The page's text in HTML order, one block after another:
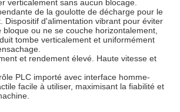
verticalement sans aucun blocage.
de la goulotte de décharge pour le
Dispositif d'alimentation vibrant pour éviter
bloque ou ne se couche horizontalement,
tombe verticalement et uniformément
et rendement élevé. Haute vitesse et
PLC importé avec interface homme-
facile à utiliser, maximisant la fiabilité et